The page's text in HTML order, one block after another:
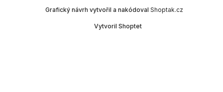
Vytvoril Shoptet
Grafický návrh vytvořil a nakódoval Shoptak.cz